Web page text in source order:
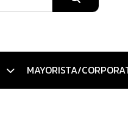
MAYORISTA/